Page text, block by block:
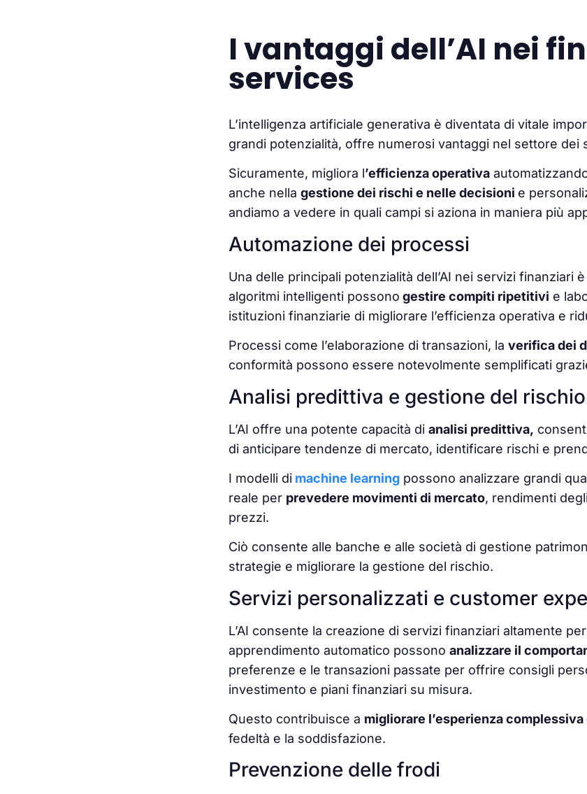
I vantaggi dell’AI nei
services
L’intelligenza artificiale generativa è diventata di vitale
grandi potenzialità, offre numerosi vantaggi nel settore dei
Sicuramente, migliora l’efficienza operativa
anche nella gestione dei rischi e nelle decisioni e
andiamo a vedere in quali campi si aziona in maniera più
Automazione dei processi
Una delle principali potenzialità dell’AI nei servizi finanziari è
algoritmi intelligenti possono gestire compiti ripetitivi e
istituzioni finanziarie di migliorare l’efficienza operativa e
Processi come l’elaborazione di transazioni, la verifica dei
conformità possono essere notevolmente semplificati
Analisi predittiva e gestione del rischio
L’AI offre una potente capacità di analisi predittiva,
di anticipare tendenze di mercato, identificare rischi e
I modelli di machine learningpossono analizzare grandi
reale per prevedere movimenti di mercato, rendimenti
prezzi.
Ciò consente alle banche e alle società di gestione
strategie e migliorare la gestione del rischio.
Servizi personalizzati e customer
L’AI consente la creazione di servizi finanziari altamente
apprendimento automatico possono analizzare il
preferenze e le transazioni passate per offrire consigli
investimento e piani finanziari su misura.
Questo contribuisce a migliorare l’esperienza
fedeltà e la soddisfazione.
Prevenzione delle frodi